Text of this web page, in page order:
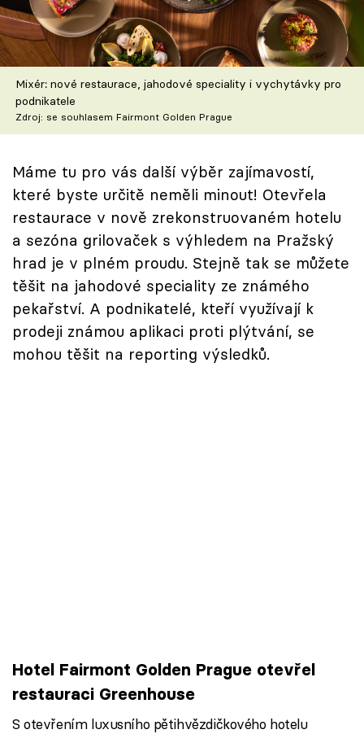
Recepty z TV
Speciál: Cuketa
Těhotnej kuchař
Sledujte prima+
Přihlášení
Sledujte nás
Mixér: nové restaurace, jahodové speciality i vychytávky pro
podnikatele
Zdroj: se souhlasem Fairmont Golden Prague
Máme tu pro vás další výběr zajímavostí,
které byste určitě neměli minout! Otevřela
restaurace v nově zrekonstruovaném hotelu
a sezóna grilovaček s výhledem na Pražský
hrad je v plném proudu. Stejně tak se můžete
těšit na jahodové speciality ze známého
pekařství. A podnikatelé, kteří využívají k
prodeji známou aplikaci proti plýtvání, se
mohou těšit na reporting výsledků.
Hotel Fairmont Golden Prague otevřel
restauraci Greenhouse
S otevřením luxusního pětihvězdičkového hotelu